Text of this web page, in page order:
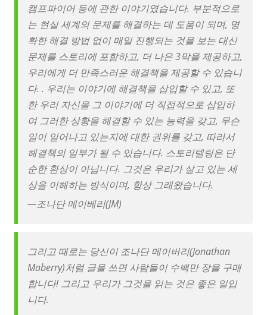
캠프파이어 등에 관한 이야기였습니다. 부분적으로
는 현실 세계의 문제를 해결하는 데 도움이 되며, 명
확한 해결 방법 없이 매일 진행되는 것을 보는 대신
문제를 스토리에 포함하고, 더 나은 3막을 제공하고,
우리에게 더 만족스러운 해결책을 제공할 수 있습니
다. . 우리는 이야기에 해결책을 삽입할 수 있고, 또
한 우리 자신을 그 이야기에 더 직접적으로 삽입하
여 그러한 상황을 해결할 수 있는 능력을 갖고, 무슨
일이 일어나고 있는지에 대한 권위를 갖고, 따라서
해결책의 일부가 될 수 있습니다. 스토리텔링은 단
순한 환상이 아닙니다. 그것은 우리가 살고 있는 세
상을 이해하는 방식이며, 항상 그래왔습니다.
—조나단 메이베리(JM)
그리고 때로는 당신이 조나단 메이버리(Jonathan
Maberry)처럼 글을 쓰면 사람들이 수백만 장을 구매
합니다! 그리고 우리가 그것을 읽는 것은 좋은 일입
니다.